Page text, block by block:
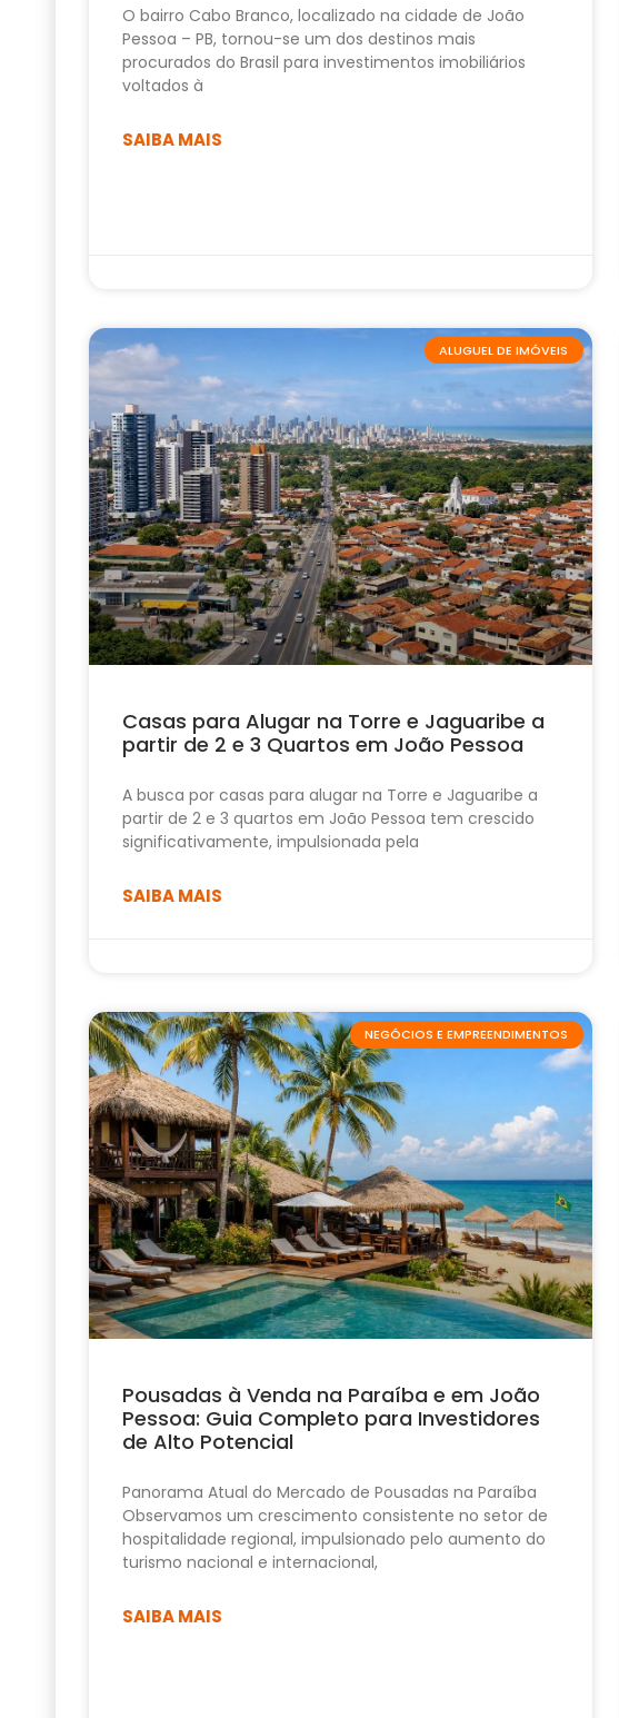
O bairro Cabo Branco, localizado na cidade de João
Pessoa – PB, tornou-se um dos destinos mais
procurados do Brasil para investimentos imobiliários
voltados à
SAIBA MAIS
ALUGUEL DE IMÓVEIS
Casas para Alugar na Torre e Jaguaribe a
partir de 2 e 3 Quartos em João Pessoa
A busca por casas para alugar na Torre e Jaguaribe a
partir de 2 e 3 quartos em João Pessoa tem crescido
significativamente, impulsionada pela
SAIBA MAIS
NEGÓCIOS E EMPREENDIMENTOS
Pousadas à Venda na Paraíba e em João
Pessoa: Guia Completo para Investidores
de Alto Potencial
Panorama Atual do Mercado de Pousadas na Paraíba
Observamos um crescimento consistente no setor de
hospitalidade regional, impulsionado pelo aumento do
turismo nacional e internacional,
SAIBA MAIS